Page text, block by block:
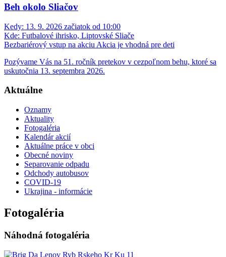
Beh okolo Sliačov
Kedy: 13. 9. 2026 začiatok od 10:00
Kde: Futbalové ihrisko, Liptovské Sliače
Bezbariérový vstup na akciu Akcia je vhodná pre deti
Pozývame Vás na 51. ročník pretekov v cezpoľnom behu, ktoré sa
uskutočnia 13. septembra 2026.
Aktuálne
Oznamy
Aktuality
Fotogaléria
Kalendár akcií
Aktuálne práce v obci
Obecné noviny
Separovanie odpadu
Odchody autobusov
COVID-19
Ukrajina - informácie
Fotogaléria
Náhodná fotogaléria